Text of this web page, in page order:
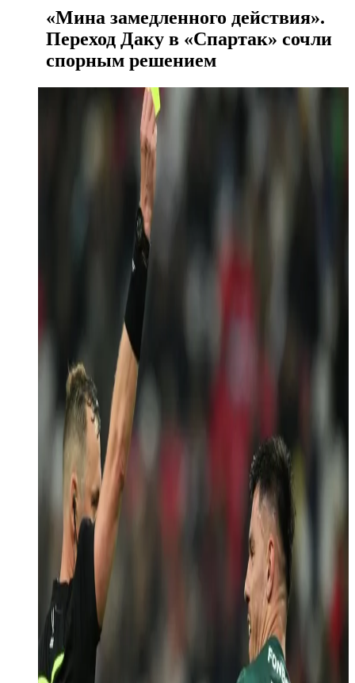
«Мина замедленного действия».
Переход Даку в «Спартак» сочли
спорным решением